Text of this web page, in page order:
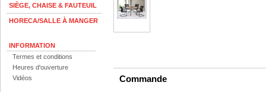
SIÈGE, CHAISE & FAUTEUIL
HORECA/SALLE À MANGER
INFORMATION
Termes et conditions
Heures d'ouverture
Vidéos
Commande